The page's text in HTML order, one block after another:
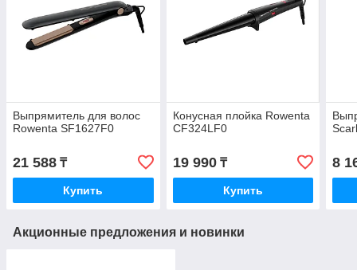
Выпрямитель для волос
Rowenta SF1627F0
21 588 ₸
Купить
Конусная плойка Rowenta
CF324LF0
19 990₸
Купить
8
Акционные предложения и новинки